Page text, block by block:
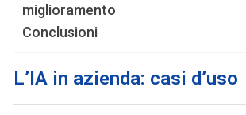
miglioramento
Conclusioni
L’IA in azienda: casi d’uso